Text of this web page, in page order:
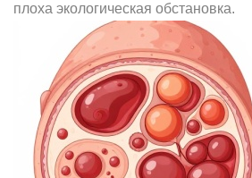
плоха экологическая обстановка.